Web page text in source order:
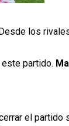
los
este partido.
el